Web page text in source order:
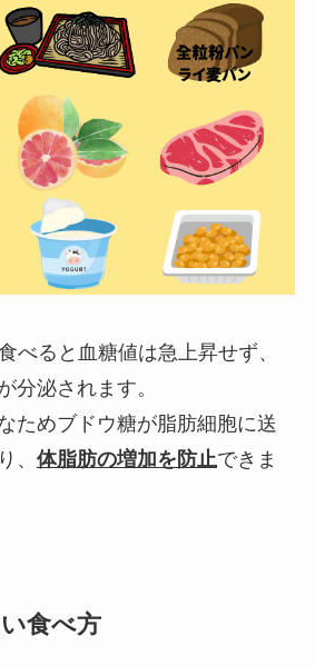
べると血糖値は急上昇せず、
分泌されます。
ためブドウ糖が脂肪細胞に送
、 体脂肪の増加を防止できま
食べ方